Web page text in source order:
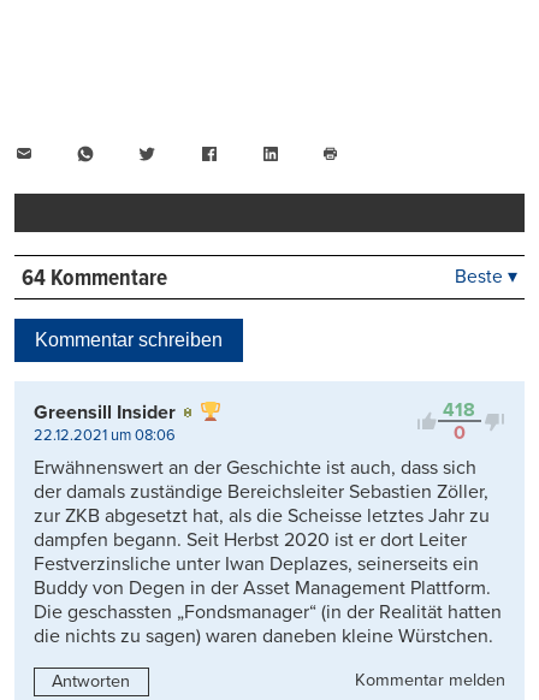
WhatsAppTwitter FacebookLinkedIn
drucken
64 Kommentare
Kontrovers
Beste ▾
Kommentar schreiben
418
0
Greensill Insider
22.12.2021 um 08:06
Erwähnenswert an der Geschichte ist auch, dass sich
der damals zuständige Bereichsleiter Sebastien Zöller,
zur ZKB abgesetzt hat, als die Scheisse letztes Jahr zu
dampfen begann. Seit Herbst 2020 ist er dort Leiter
Festverzinsliche unter Iwan Deplazes, seinerseits ein
Buddy von Degen in der Asset Management Plattform.
Die geschassten „Fondsmanager“ (in der Realität hatten
die nichts zu sagen) waren daneben kleine Würstchen.
Antworten
Kommentar melden